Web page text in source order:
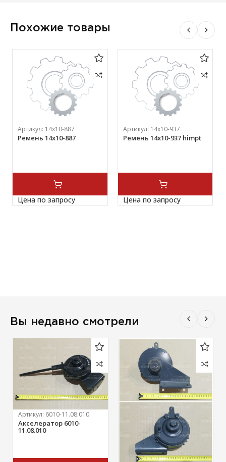
Похожие товары
Артикул: 14х10-887
Ремень 14х10-887
Цена по запросу
Артикул: 14х10-937
Ремень 14х10-937 himpt
Цена по запросу
Вы недавно смотрели
Артикул: 6010-11.08.010
Акселератор 6010-
11.08.010